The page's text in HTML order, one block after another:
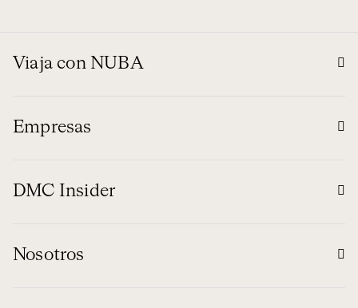
Viaja con NUBA
Empresas
DMC Insider
Nosotros